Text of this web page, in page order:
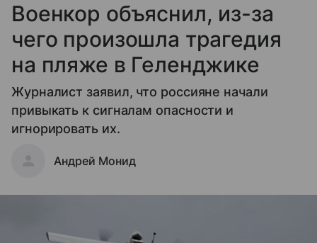
Военкор объяснил, из-за
чего произошла трагедия
на пляже в Геленджике
Журналист заявил, что россияне начали
привыкать к сигналам опасности и
игнорировать их.
Андрей Монид